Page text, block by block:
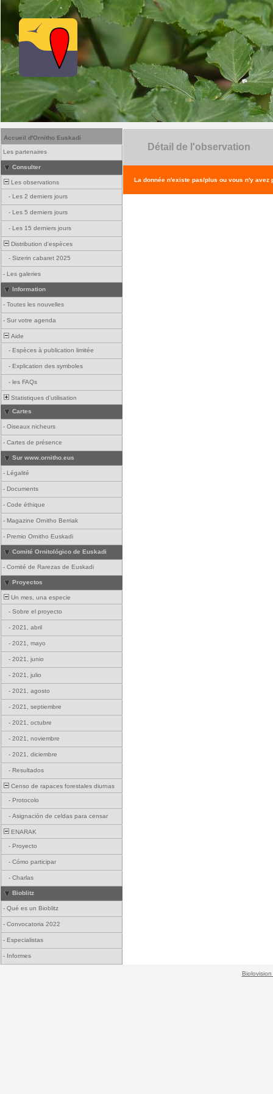
Accueil d'Ornitho Euskadi
Les partenaires
Consulter
Les observations
- Les 2 derniers jours
- Les 5 derniers jours
- Les 15 derniers jours
Distribution d'espèces
- Sizerin cabaret 2025
- Les galeries
Information
- Toutes les nouvelles
- Sur votre agenda
Aide
- Espèces à publication limitée
- Explication des symboles
- les FAQs
Statistiques d'utilisation
Cartes
- Oiseaux nicheurs
- Cartes de présence
Sur www.ornitho.eus
- Légalité
- Documents
- Code éthique
- Magazine Ornitho Berriak
- Premio Ornitho Euskadi
Comité Ornitológico de Euskadi
- Comité de Rarezas de Euskadi
Proyectos
Un mes, una especie
- Sobre el proyecto
- 2021, abril
- 2021, mayo
- 2021, junio
- 2021, julio
- 2021, agosto
- 2021, septiembre
- 2021, octubre
- 2021, noviembre
- 2021, diciembre
- Resultados
Censo de rapaces forestales diurnas
- Protocolo
- Asignación de celdas para censar
ENARAK
- Proyecto
- Cómo participar
- Charlas
Bioblitz
- Qué es un Bioblitz
- Convocatoria 2022
- Especialistas
- Informes
Détail de l'observation
La donnée n'existe pas/plus ou vous n'y avez
Biolovision